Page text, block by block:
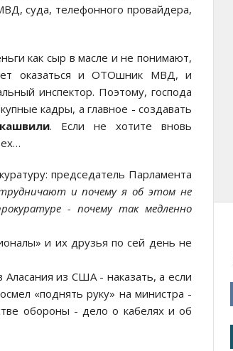
суда, телефонного провайдера,
как сыр в масле и не понимают,
оказаться и ОТОшник МВД, и
инспектор. Поэтому, господа
кадры, а главное - создавать
. Если не хотите вновь
председатель Парламента
и почему я об этом не
- почему так медленно
и их друзья по сей день не
из США - наказать, а если
«поднять руку» на министра -
обороны - дело о кабелях и об